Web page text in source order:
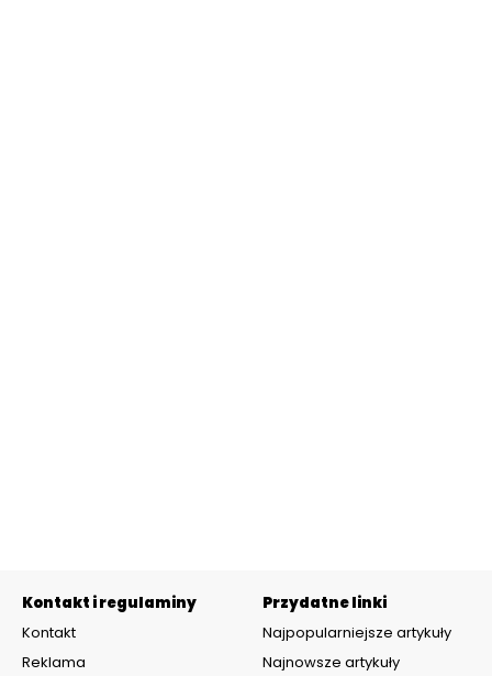
Kontakt i regulaminy
Kontakt
Reklama
Przydatne linki
Najpopularniejsze artykuły
Najnowsze artykuły